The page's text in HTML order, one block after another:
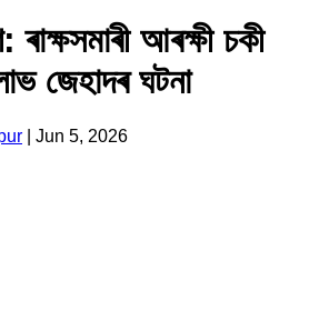
ৰাক্ষসমাৰী আৰক্ষী চকী
জেহাদৰ ঘটনা
Jun 5, 2026